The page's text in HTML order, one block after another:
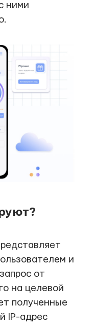
ними
и
от
на целевой
полученные
IP-адрес